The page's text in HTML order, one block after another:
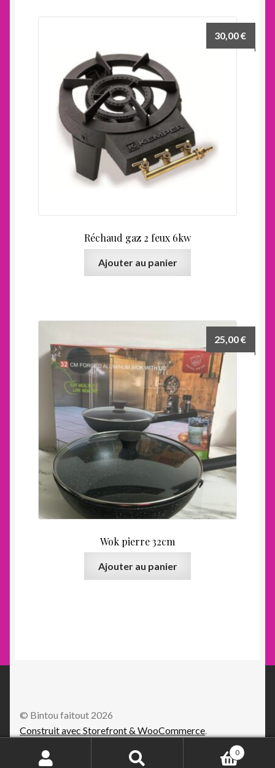
Réchaud gaz 2 feux 6kw
30,00€
Ajouter au panier
Wok pierre 32cm
25,00€
Ajouter au panier
© Bintou faitout 2026
Construit avec Storefront & WooCommerce.
0